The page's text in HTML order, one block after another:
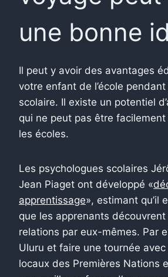
une bonne
Il peut y avoir des avantages
votre enfant de l’école
scolaire. Il existe un potentiel
qui ne peut pas être
les écoles.
Les psychologues scolaires
Jean Piaget ont développé «
apprentissage», estimant qu’il
que les apprenants
relations par eux-mêmes. Par
Uluru et faire une tournée
locaux des Premières Nations